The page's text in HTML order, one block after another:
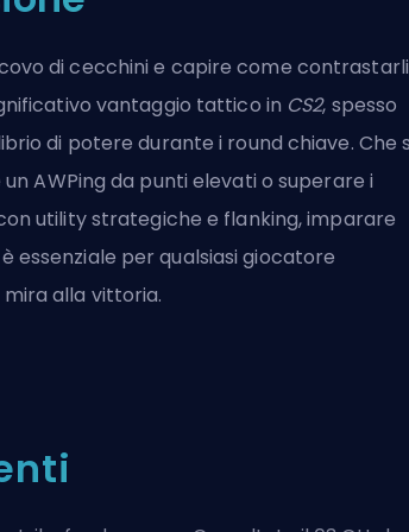
di cecchini e capire come contrastarli
vantaggio tattico in CS2, spesso
di potere durante i round chiave. Che
unAWPing da punti elevati o superare i
utility strategiche e flanking, imparare
essenziale per qualsiasi giocatore
alla vittoria.